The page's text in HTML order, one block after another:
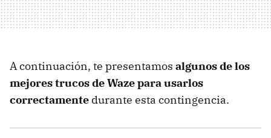
A continuación, te presentamos algunos de los
mejores trucos de Waze para usarlos
correctamente durante esta contingencia.